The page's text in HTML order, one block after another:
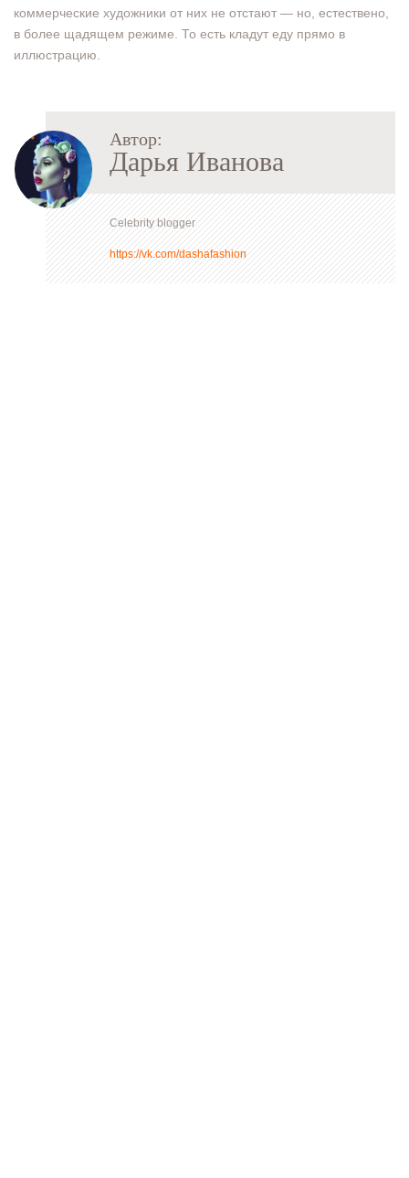
коммерческие художники от них не отстают — но, естествено,
в более щадящем режиме. То есть кладут еду прямо в
иллюстрацию.
Автор:
Дарья Иванова
Celebrity blogger
https://vk.com/dashafashion